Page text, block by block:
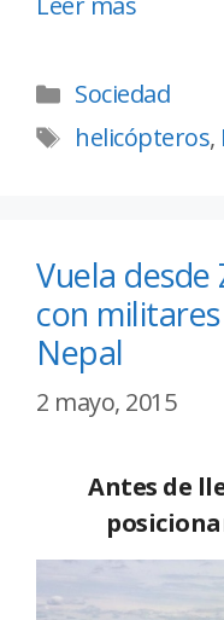
Sociedad
helicópteros,
Vuela desde
con
Nepal
2 mayo, 2015
Antes de